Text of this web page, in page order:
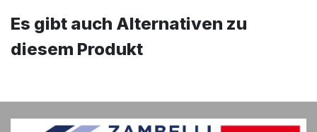
Es gibt auch Alternativen zu
diesem Produkt